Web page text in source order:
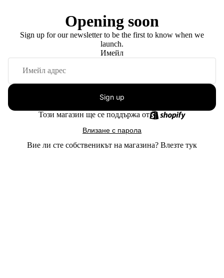
Opening soon
Sign up for our newsletter to be the first to know when we
launch.
Имейл
Sign up
Този магазин ще се поддържа от
Влизане с парола
Вие ли сте собственикът на магазина? Влезте тук